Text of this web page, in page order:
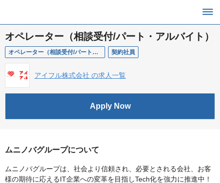
オペレーター（相談受付/パート・アルバイト）
オペレーター（相談受付/パート・アルバイト） 契約社員
アイフル株式会社 の求人一覧
Apply Now
ムニノバグループについて
ムニノバグループは、社会より信頼され、必要とされる会社、お客
様の期待に応えるIT企業への変革を目指しTech化を強力に推進中！